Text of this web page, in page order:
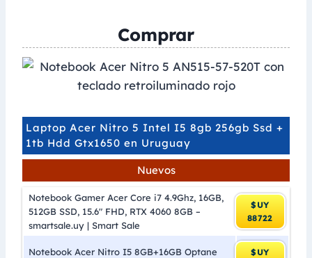
Comprar
Laptop Acer Nitro 5 Intel I5 8gb 256gb Ssd +
1tb Hdd Gtx1650 en Uruguay
Nuevos
Notebook Gamer Acer Core i7 4.9Ghz, 16GB,
512GB SSD, 15.6″ FHD, RTX 4060 8GB –
smartsale.uy | Smart Sale
$UY
88722
Notebook Acer Nitro I5 8GB+16GB Optane
$UY